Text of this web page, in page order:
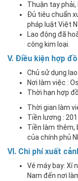
Thuận tay phải,
Đủ tiêu chuẩn
pháp luật Việt
Lao động đã
công kim loại.
V. Điều kiện hợp
Chủ sử dụng
Nơi làm việc :
Thời hạn hợp
Thời gian làm
Tiền lương :
Tiền làm thêm,
của chính phủ
VI. Chi phí xuất
Vé máy bay: Xí
Nam đến nơi